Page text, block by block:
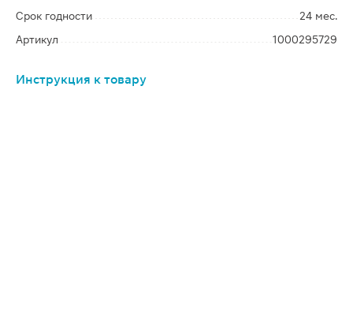
Срок годности
24 мес.
Артикул
1000295729
Инструкция к товару